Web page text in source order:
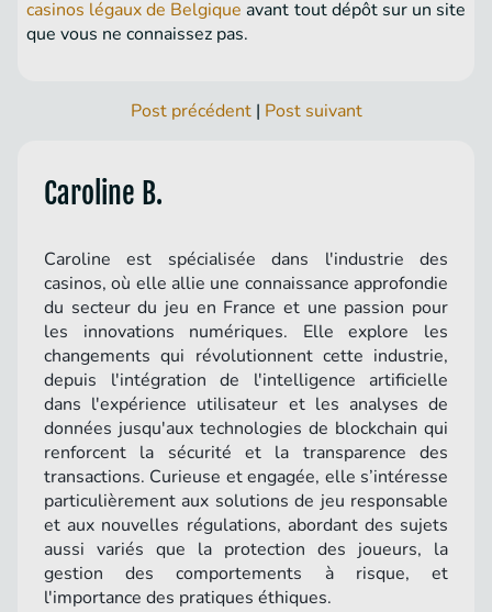
casinos légaux de Belgique avant tout dépôt sur un site
que vous ne connaissez pas.
Post précédent| Post suivant
Caroline B.
Caroline est spécialisée dans l'industrie des
casinos, où elle allie une connaissance approfondie
du secteur du jeu en France et une passion pour
les innovations numériques. Elle explore les
changements qui révolutionnent cette industrie,
depuis l'intégration de l'intelligence artificielle
dans l'expérience utilisateur et les analyses de
données jusqu'aux technologies de blockchain qui
renforcent la sécurité et la transparence des
transactions. Curieuse et engagée, elle s’intéresse
particulièrement aux solutions de jeu responsable
et aux nouvelles régulations, abordant des sujets
aussi variés que la protection des joueurs, la
gestion des comportements à risque, et
l'importance des pratiques éthiques.